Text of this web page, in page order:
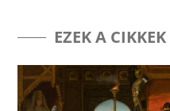
EZEK A